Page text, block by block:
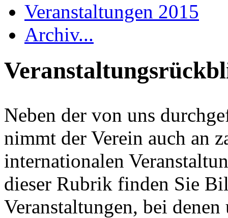
Veranstaltungen 2015
Archiv...
Neben der von uns
nimmt der Verein auch an
internationalen
dieser Rubrik finden Sie
Veranstaltungen, bei